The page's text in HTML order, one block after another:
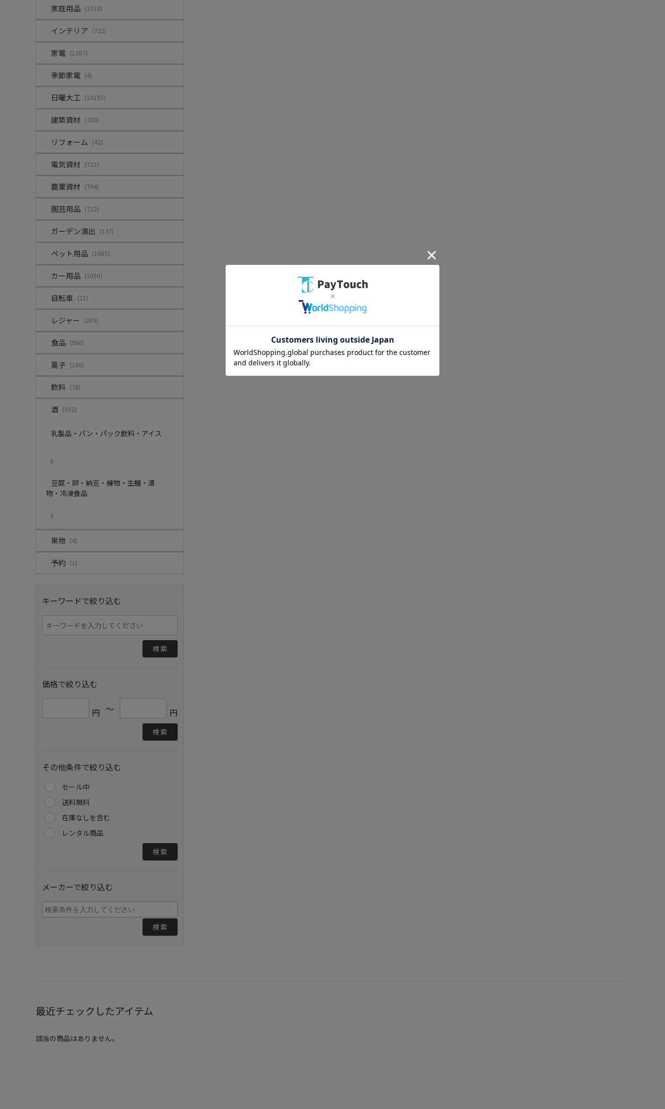
家庭用品 (1518)
インテリア (722)
家電 (1387)
季節家電 (4)
日曜大工 (10195)
建築資材 (300)
リフォーム (42)
電気資材 (721)
農業資材 (704)
園芸用品 (722)
ガーデン演出 (137)
ペット用品 (1065)
カー用品 (1090)
自転車 (21)
レジャー (205)
食品 (966)
菓子 (180)
飲料 (78)
酒 (592)
乳製品・パン・パック飲料・アイス
9
豆腐・卵・納豆・練物・生麺・漬
物・冷凍食品
3
果物 (4)
予約 (1)
キーワードで絞り込む
検索
価格で絞り込む
円 ～ 円
検索
その他条件で絞り込む
セール中
送料無料
在庫なしを含む
レンタル商品
検索
メーカーで絞り込む
検索
最近チェックしたアイテム
該当の商品はありません。